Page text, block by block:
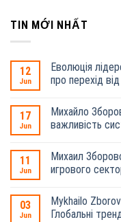
TIN MỚI NHẤT
12
Jun
Еволюція
про перехід
17
Jun
Михайло
важливість
11
Jun
Михаил
игрового
03
Jun
Mykhailo
Глобальні